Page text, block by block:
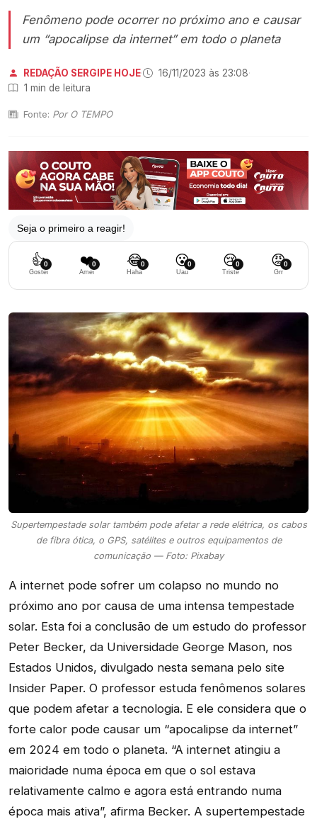
Fenômeno pode ocorrer no próximo ano e causar
um “apocalipse da internet” em todo o planeta
REDAÇÃO SERGIPE HOJE· 16/11/2023 às 23:08·
1 min de leitura
Fonte: Por O TEMPO
Seja o primeiro a reagir!
👍0
Gostei
❤️0
Amei
😂0
Haha
😮0
Uau
😢0
Triste
😡0
Grr
Supertempestade solar também pode afetar a rede elétrica, os cabos
de fibra ótica, o GPS, satélites e outros equipamentos de
comunicação — Foto: Pixabay
A internet pode sofrer um colapso no mundo no
próximo ano por causa de uma intensa tempestade
solar. Esta foi a conclusão de um estudo do professor
Peter Becker, da Universidade George Mason, nos
Estados Unidos, divulgado nesta semana pelo site
Insider Paper. O professor estuda fenômenos solares
que podem afetar a tecnologia. E ele considera que o
forte calor pode causar um “apocalipse da internet”
em 2024 em todo o planeta. “A internet atingiu a
maioridade numa época em que o sol estava
relativamente calmo e agora está entrando numa
época mais ativa”, afirma Becker. A supertempestade